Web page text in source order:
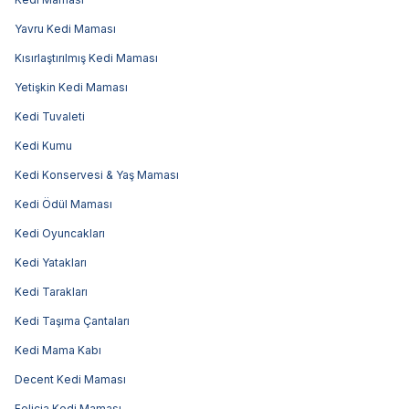
Yavru Kedi Maması
Kısırlaştırılmış Kedi Maması
Yetişkin Kedi Maması
Kedi Tuvaleti
Kedi Kumu
Kedi Konservesi & Yaş Maması
Kedi Ödül Maması
Kedi Oyuncakları
Kedi Yatakları
Kedi Tarakları
Kedi Taşıma Çantaları
Kedi Mama Kabı
Decent Kedi Maması